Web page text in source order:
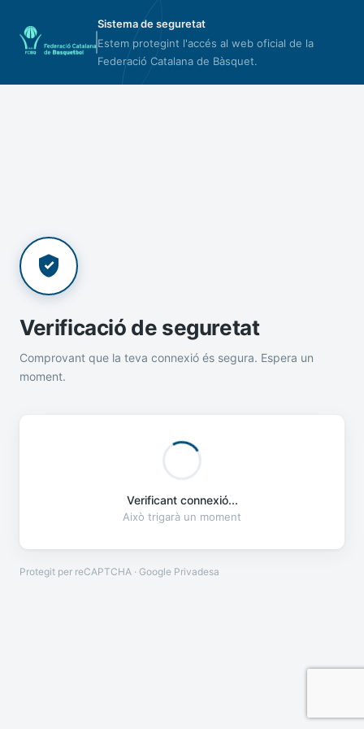
Sistema de seguretat
Estem protegint l'accés al web oficial de la
Federació Catalana de Bàsquet.
Verificació de seguretat
Comprovant que la teva connexió és segura. Espera un
moment.
Verificant connexió...
Això trigarà un moment
Protegit per reCAPTCHA · Google Privadesa